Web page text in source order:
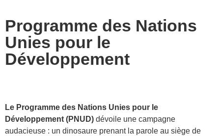
Programme des Nations
Unies pour le
Développement
Le Programme des Nations Unies pour le
Développement (PNUD) dévoile une campagne
audacieuse : un dinosaure prenant la parole au siège de